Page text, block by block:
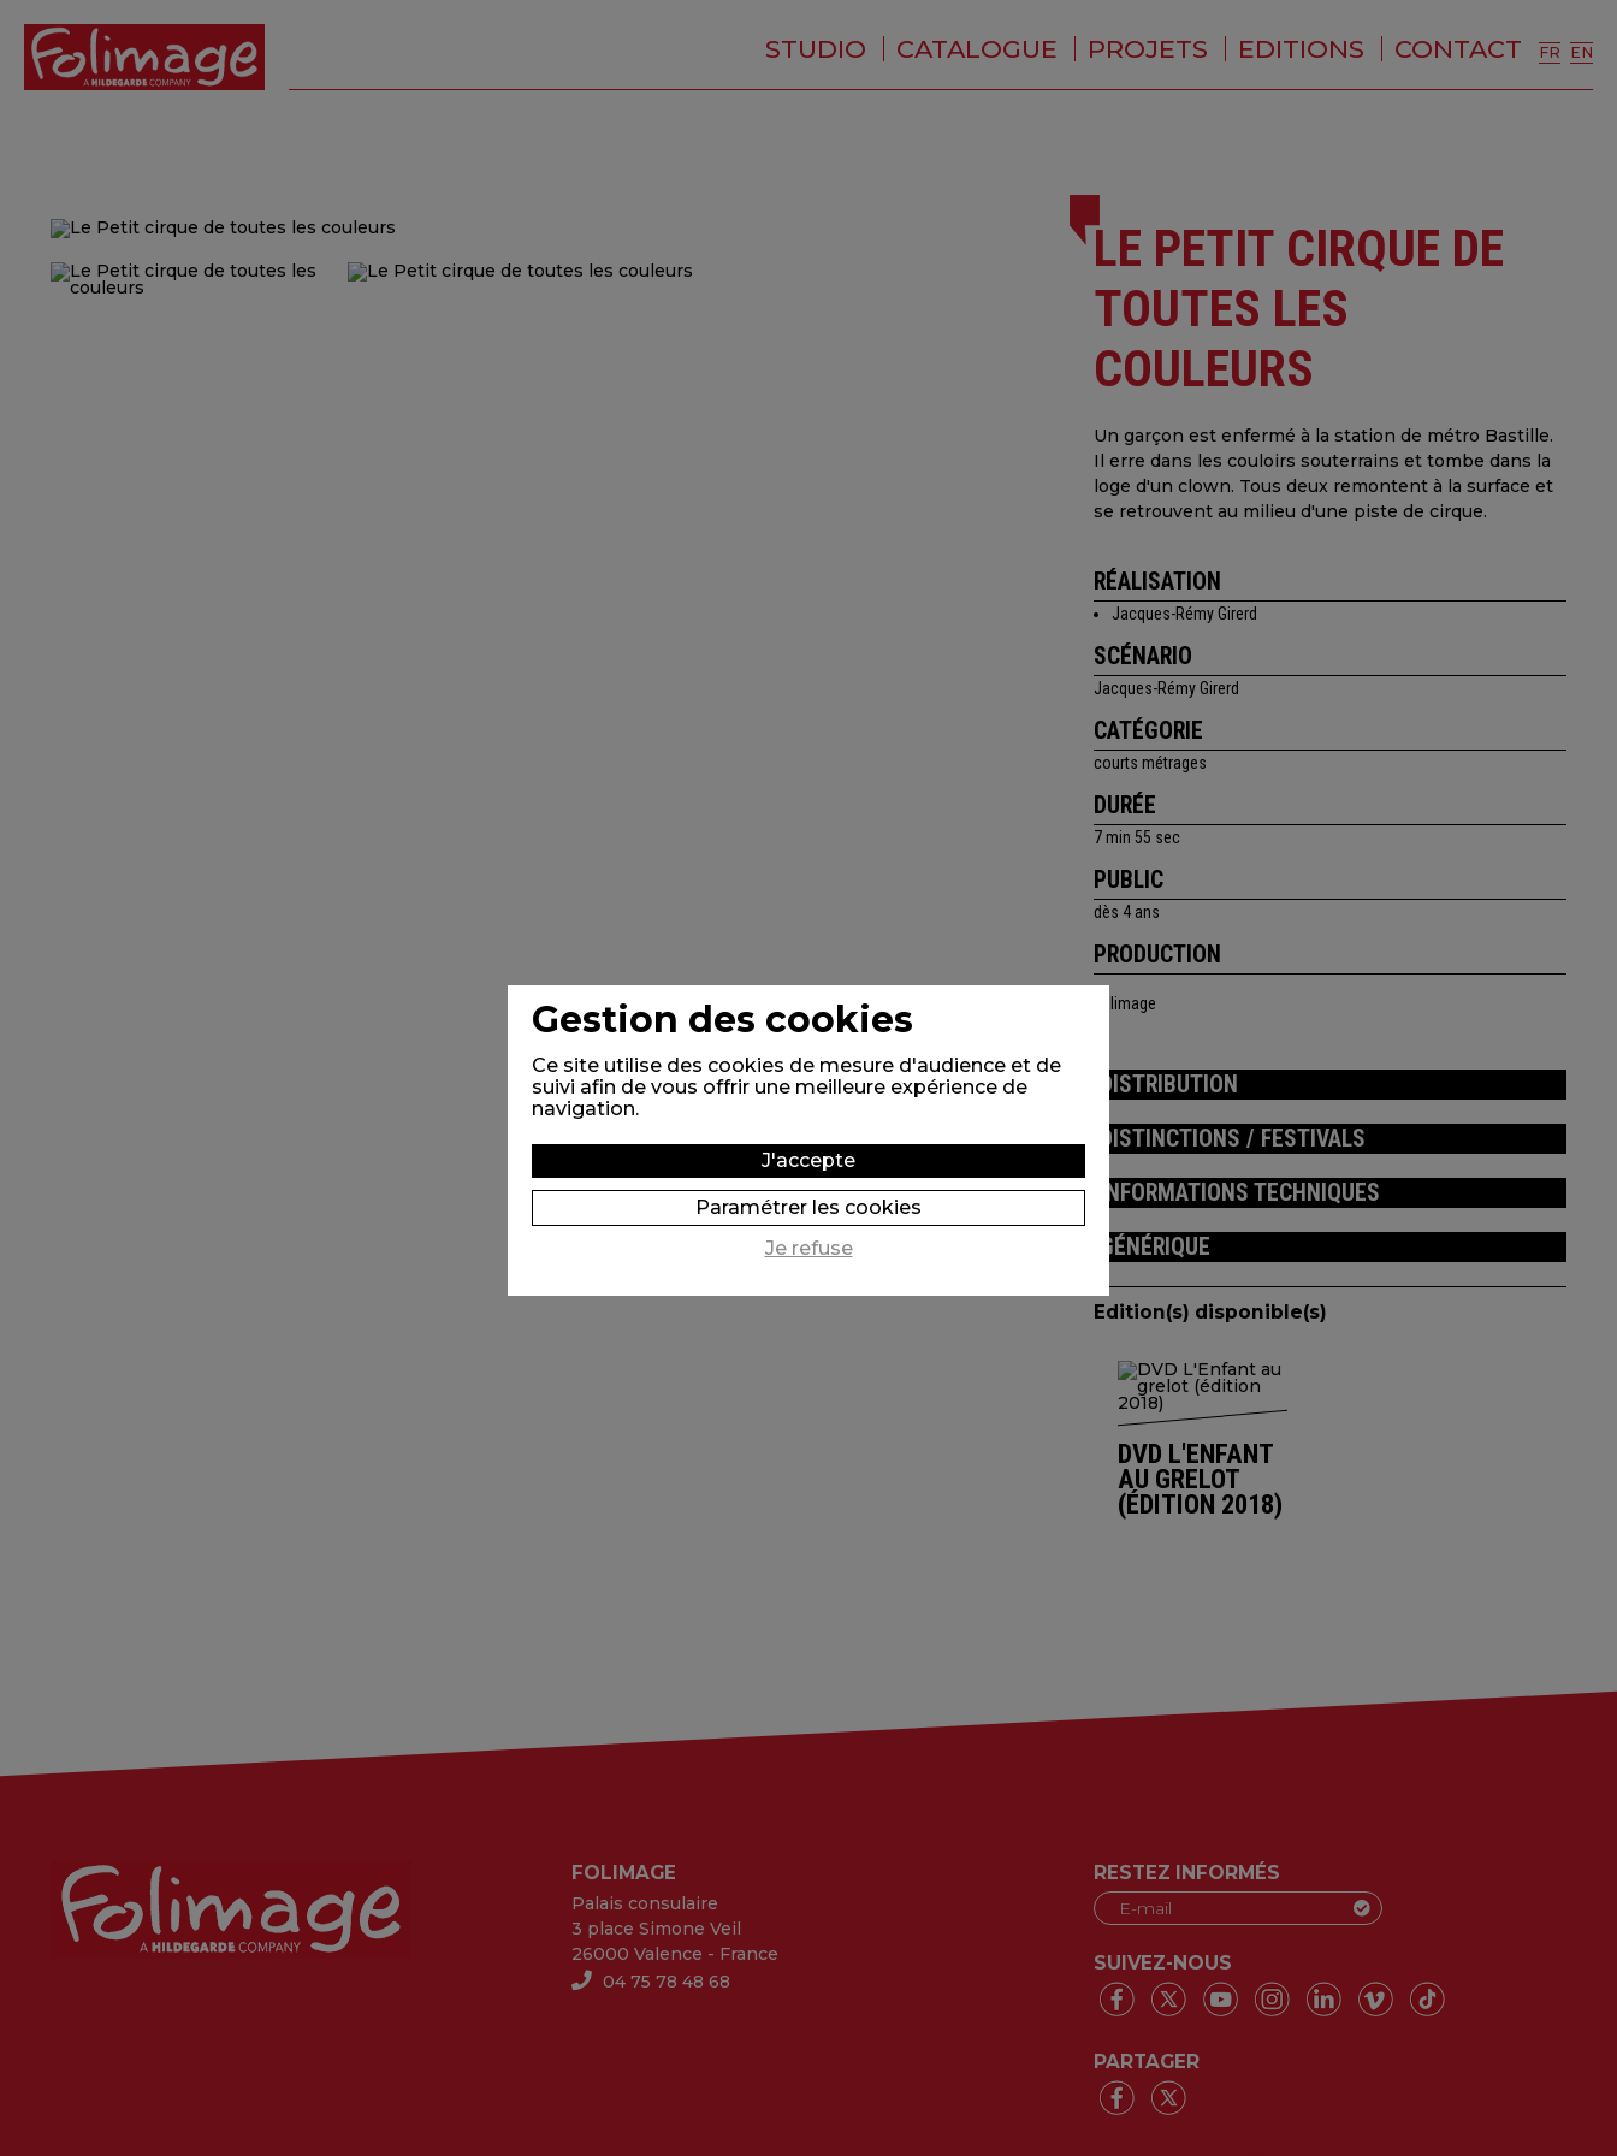
STUDIO
QUI SOMMES-NOUS ?
CATALOGUE PROJETS EDITIONS CONTACT FR EN
LE PETIT CIRQUE DE
TOUTES LES
COULEURS
Un garçon est enfermé à la station de métro Bastille.
Il erre dans les couloirs souterrains et tombe dans la
loge d'un clown. Tous deux remontent à la surface et
se retrouvent au milieu d'une piste de cirque.
RÉALISATION
Jacques-Rémy Girerd
SCÉNARIO
Jacques-Rémy Girerd
CATÉGORIE
courts métrages
DURÉE
7 min 55 sec
PUBLIC
dès 4 ans
PRODUCTION
Folimage
DISTRIBUTION
DISTINCTIONS / FESTIVALS
INFORMATIONS TECHNIQUES
GÉNÉRIQUE
Edition(s) disponible(s)
DVD L'ENFANT
AU GRELOT
(ÉDITION 2018)
FOLIMAGE
Palais consulaire
3 place Simone Veil
26000 Valence - France
04 75 78 48 68
RESTEZ INFORMÉS
SUIVEZ-NOUS
PARTAGER
Gestion des cookies
Ce site utilise des cookies de mesure d'audience et de
suivi afin de vous offrir une meilleure expérience de
navigation.
J'accepte
Paramétrer les cookies
Je refuse